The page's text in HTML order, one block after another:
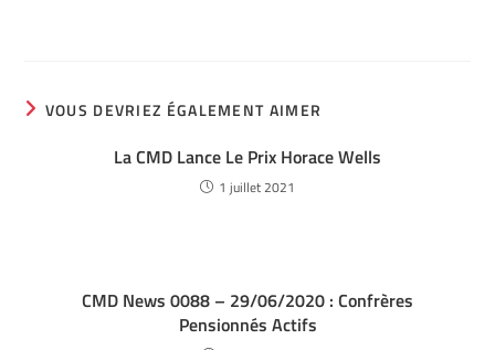
VOUS DEVRIEZ ÉGALEMENT AIMER
La CMD Lance Le Prix Horace Wells
1 juillet 2021
CMD News 0088 – 29/06/2020 : Confrères
Pensionnés Actifs